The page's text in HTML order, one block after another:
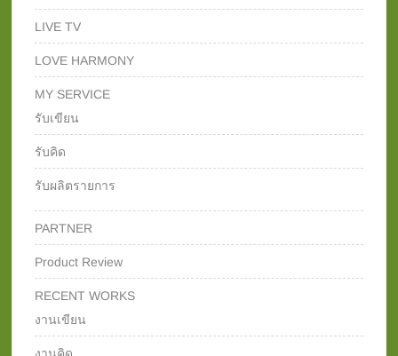
LIVE TV
LOVE HARMONY
MY SERVICE
รับเขียน
รับคิด
รับผลิตรายการ
PARTNER
Product Review
RECENT WORKS
งานเขียน